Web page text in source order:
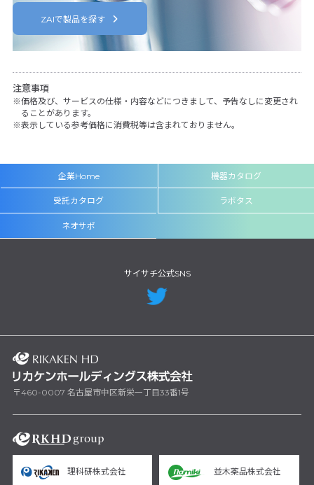
ZAIで製品を探す
注意事項
価格及び、サービスの仕様・内容などにつきまして、予告なしに変更され
ることがあります。
表示している参考価格に消費税等は含まれておりません。
企業Home 機器カタログ
受託カタログ ラボタス
ネオサポ
サイサチ公式SNS
〒460-0007 名古屋市中区新栄一丁目33番1号
理科研株式会社 並木薬品株式会社